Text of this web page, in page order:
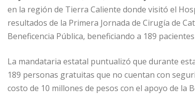
en la región de Tierra Caliente donde visitó el
resultados de la Primera Jornada de Cirugía de
Beneficencia Pública, beneficiando a 189
La mandataria estatal puntualizó que durante
189 personas gratuitas que no cuentan con
costo de 10 millones de pesos con el apoyo de la